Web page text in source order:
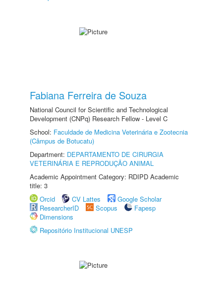
Fabiana Ferreira de Souza
National Council for Scientific and Technological
Development (CNPq) Research Fellow - Level C
School: Faculdade de Medicina Veterinária e Zootecnia
(Câmpus de Botucatu)
Department: DEPARTAMENTO DE CIRURGIA
VETERINÁRIA E REPRODUÇÃO ANIMAL
Academic Appointment Category: RDIPD Academic
title: 3
Orcid
CV Lattes
Google Scholar
ResearcherID
Scopus
Fapesp
Dimensions
Repositório Institucional UNESP